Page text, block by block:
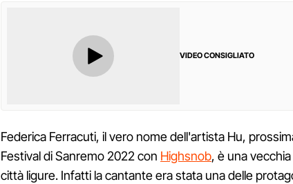
VIDEO CONSIGLIATO
Federica Ferracuti, il vero nome dell'artista Hu,
Festival di Sanremo 2022 con Highsnob, è una
città ligure. Infatti la cantante era stata una delle